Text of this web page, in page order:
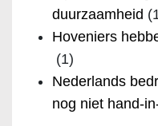
duurzaamheid
Hoveniers
(1)
Nederlands
nog niet hand-